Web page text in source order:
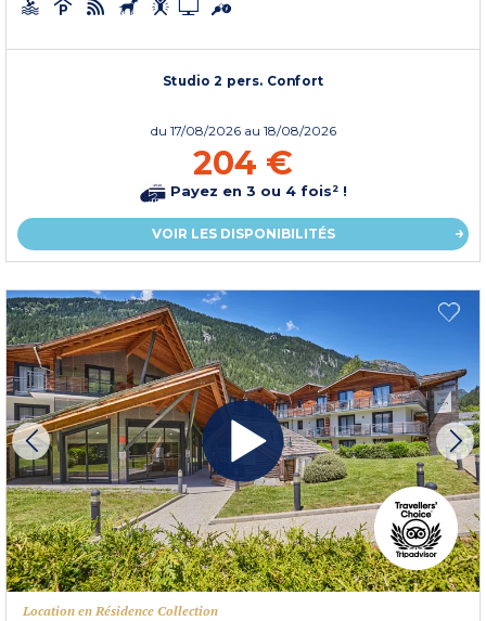
Studio 2 pers. Confort
du 17/08/2026 au 18/08/2026
204 €
Payez en 3 ou 4 fois² !
VOIR LES DISPONIBILITÉS
Location en Résidence Collection